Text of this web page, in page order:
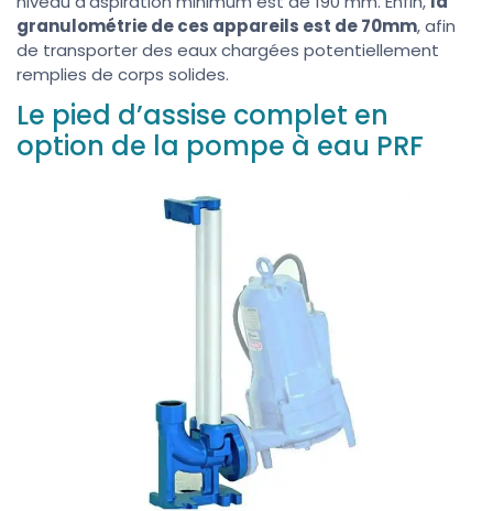
granulométrie de ces appareils est de 70mm, afin
de transporter des eaux chargées potentiellement
remplies de corps solides.
Le pied d’assise complet en
option de la pompe à eau PRF